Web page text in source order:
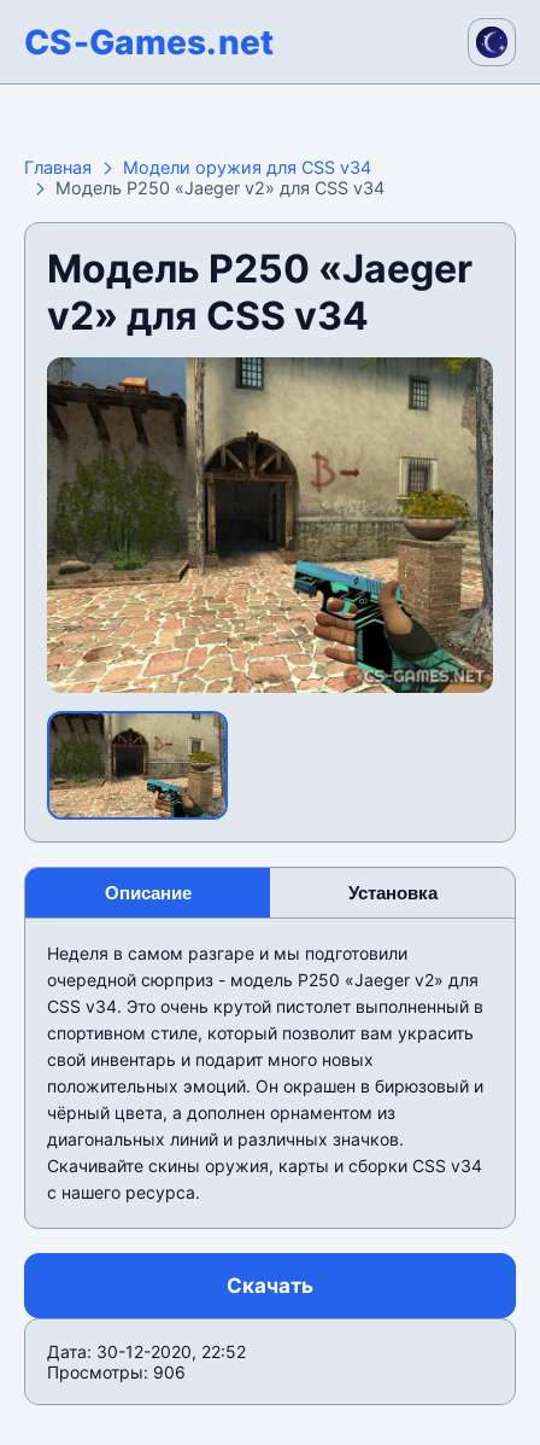
CS-Games.net
Главная
Модели оружия для CSS v34
Модель P250 «Jaeger v2» для CSS v34
Модель P250 «Jaeger
v2» для CSS v34
Описание Установка
Неделя в самом разгаре и мы подготовили
очередной сюрприз - модель P250 «Jaeger v2» для
CSS v34. Это очень крутой пистолет выполненный в
спортивном стиле, который позволит вам украсить
свой инвентарь и подарит много новых
положительных эмоций. Он окрашен в бирюзовый и
чёрный цвета, а дополнен орнаментом из
диагональных линий и различных значков.
Скачивайте скины оружия, карты и сборки CSS v34
c нашего ресурса.
Скачать
Дата: 30-12-2020, 22:52
Просмотры: 906